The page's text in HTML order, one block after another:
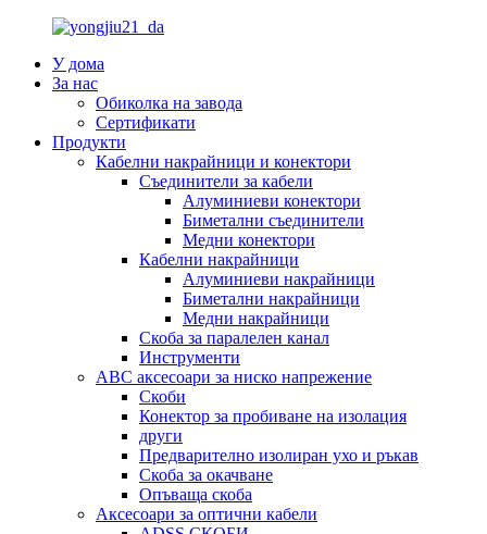
У дома
За нас
Обиколка на завода
Сертификати
Продукти
Кабелни накрайници и конектори
Съединители за кабели
Алуминиеви конектори
Биметални съединители
Медни конектори
Кабелни накрайници
Алуминиеви накрайници
Биметални накрайници
Медни накрайници
Скоба за паралелен канал
Инструменти
ABC аксесоари за ниско напрежение
Скоби
Конектор за пробиване на изолация
други
Предварително изолиран ухо и ръкав
Скоба за окачване
Опъваща скоба
Аксесоари за оптични кабели